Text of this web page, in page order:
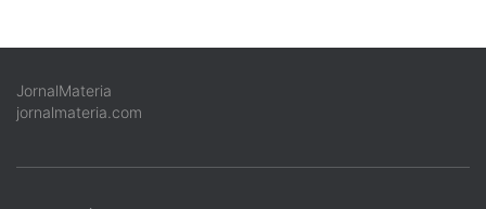
JornalMateria
jornalmateria.com